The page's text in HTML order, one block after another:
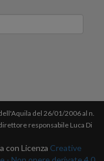
del 26/01/2006 al n.
responsabile Luca Di
con Licenza Creative